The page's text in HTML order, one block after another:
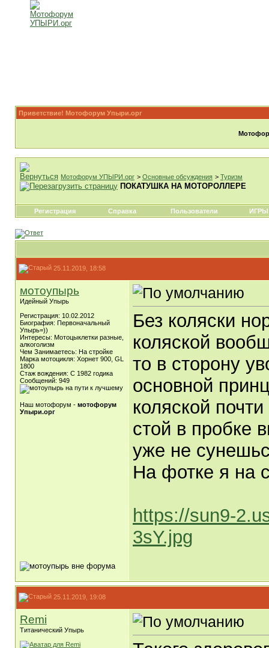
Приветствие! Мотофорум Упыри.орг
Мотофорум УПЫРИ.орг > Основные обсуждения > Туризм
ПОКАТУШКА НА МОТОРОЛЛЕРЕ
Регистрация Справка Пользователи ИГРЫ
25.11.2019, 18:58
мотоупырь
Идейный Упырь
Регистрация: 10.02.2012
Биография: Первоначальный
Упырь=))
Интересы: Мотоцыклетки разные,
алкоголизм
Чем Занимаетесь: На стройке
Марка мотоцикля: Хорнет 900, GL
1800
Стаж вождения: С 1982 годика
Сообщений: 949
Наш мотофорум - мотофорум
Упыри.орг
Без коляски
коляской
то в сторону
основной
коляской
стой в пробке
уже не
На фотке я на
https://sun9-
3sY.jpg
25.11.2019, 19:08
Remi
Титанический Упырь